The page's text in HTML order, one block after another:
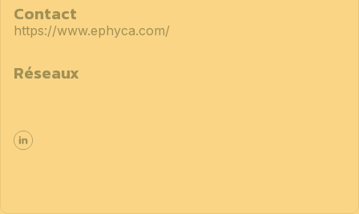
Contact
https://www.ephyca.com/
Réseaux